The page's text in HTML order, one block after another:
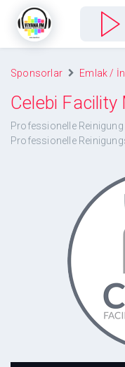
Sponsorlar Emlak /
Celebi
Professionelle
Professionelle